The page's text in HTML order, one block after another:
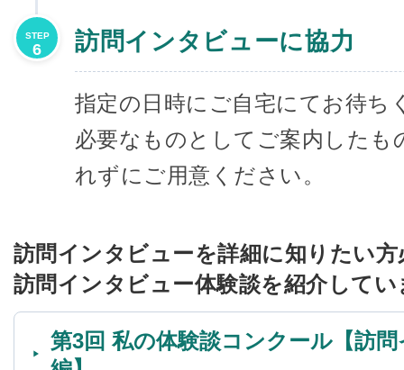
STEP
6 訪問インタビューに協力
指定の日時にご自宅にてお待ち
必要なものとしてご案内したも
れずにご用意ください。
訪問インタビューを詳細に知りたい方
訪問インタビュー体験談を紹介してい
第3回 私の体験談コンクール【訪